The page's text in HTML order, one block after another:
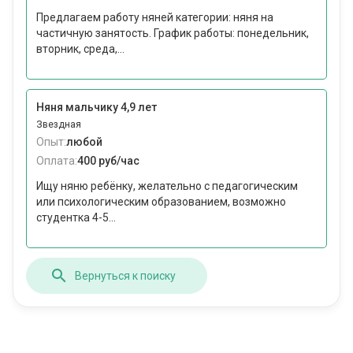
Предлагаем работу няней категории: няня на
частичную занятость. График работы: понедельник,
вторник, среда,...
Няня мальчику 4,9 лет
Звездная
Опыт:любой
Оплата:400 руб/час
Ищу няню ребёнку, желательно с педагогическим
или психологическим образованием, возможно
студентка 4-5...
Вернуться к поиску